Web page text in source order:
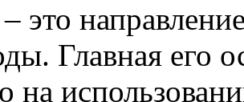
это
Главная его
на